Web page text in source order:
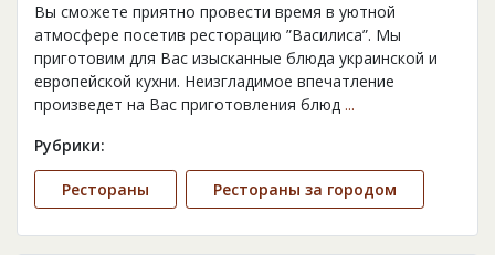
Вы сможете приятно провести время в уютной
атмосфере посетив ресторацию ”Василиса”. Мы
приготовим для Вас изысканные блюда украинской и
европейской кухни. Неизгладимое впечатление
произведет на Вас приготовления блюд ...
Рубрики:
Рестораны Рестораны за городом